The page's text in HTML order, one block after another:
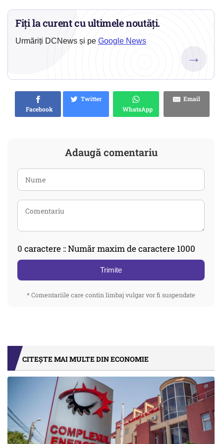
Fiți la curent cu ultimele noutăți.
Urmăriți DCNews și pe Google News
→
Facebook
Twitter
WhatsApp
Email
Adaugă comentariu
0 caractere :: Număr maxim de caractere 1000
Trimite
* Comentariile care contin limbaj vulgar vor fi suspendate
CITEȘTE MAI MULTE DIN ECONOMIE